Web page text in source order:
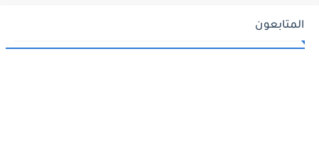
المتابعون